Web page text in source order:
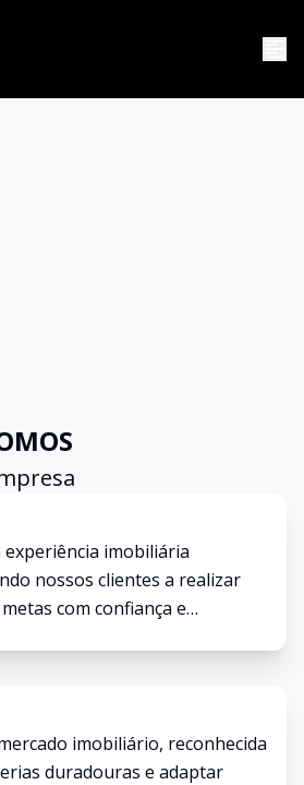
imobiliária
nossos clientes a realizar
com confiança e
imobiliário, reconhecida
duradouras e adaptar